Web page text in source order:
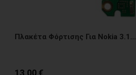
Πλακέτα Φόρτισης Για Nokia 3.1...
13,00 €